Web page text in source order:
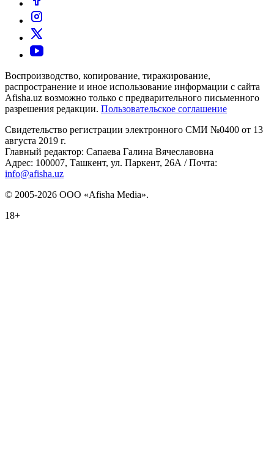
Воспроизводство, копирование, тиражирование,
распространение и иное использование информации с сайта
Afisha.uz возможно только с предварительного письменного
разрешения редакции. Пользовательское соглашение
Свидетельство регистрации электронного СМИ №0400 от 13
августа 2019 г.
Главный редактор: Сапаева Галина Вячеславовна
Адрес: 100007, Ташкент, ул. Паркент, 26А / Почта:
info@afisha.uz
© 2005-2026 ООО «Afisha Media».
18+